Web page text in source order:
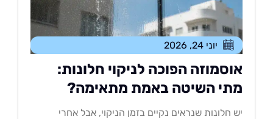
יוני 24, 2026
הפוכה לניקוי חלונות:
השיטה באמת מתאימה?
חלונות שנראים נקיים בזמן הניקוי, אבל אחרי